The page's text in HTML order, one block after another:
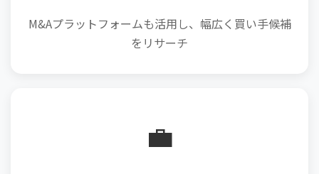
M&Aプラットフォームも活用し、幅広く買い手候補
をリサーチ
💼